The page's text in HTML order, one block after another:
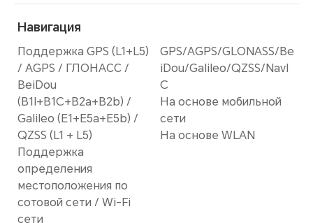
Навигация
Поддержка GPS (L1+L5)
/ AGPS / ГЛОНАСС /
BeiDou
(B1I+B1C+B2a+B2b) /
Galileo (E1+E5a+E5b) /
QZSS (L1 + L5)
Поддержка
определения
местоположения по
сотовой сети / Wi-Fi
сети
GPS/AGPS/GLONASS/Be
iDou/Galileo/QZSS/NavI
C
На основе мобильной
сети
На основе WLAN